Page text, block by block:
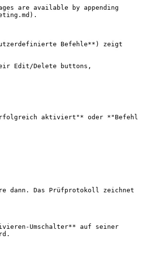
are available by appending
Befehle**) zeigt
Edit/Delete buttons,
aktiviert"* oder *"Befehl
dann. Das Prüfprotokoll zeichnet
Umschalter** auf seiner